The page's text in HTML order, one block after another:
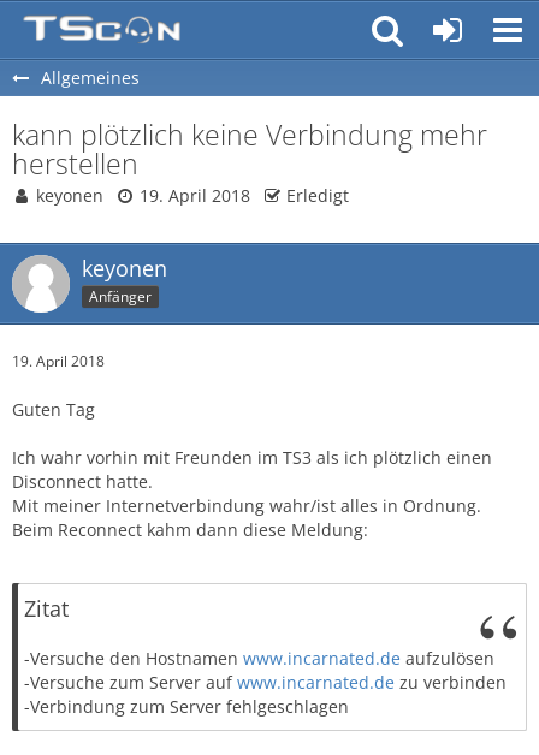
Allgemeines
kann plötzlich keine Verbindung mehr
herstellen
keyonen 19. April 2018 Erledigt
keyonen
Anfänger
19. April 2018
Guten Tag
Ich wahr vorhin mit Freunden im TS3 als ich plötzlich einen
Disconnect hatte.
Mit meiner Internetverbindung wahr/ist alles in Ordnung.
Beim Reconnect kahm dann diese Meldung:
Zitat
-Versuche den Hostnamen www.incarnated.de aufzulösen
-Versuche zum Server aufwww.incarnated.de zu verbinden
-Verbindung zum Server fehlgeschlagen